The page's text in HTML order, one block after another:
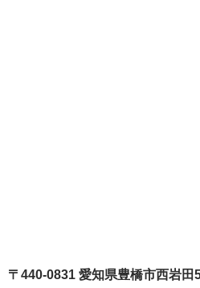
〒440-0831 愛知県豊橋市西岩田